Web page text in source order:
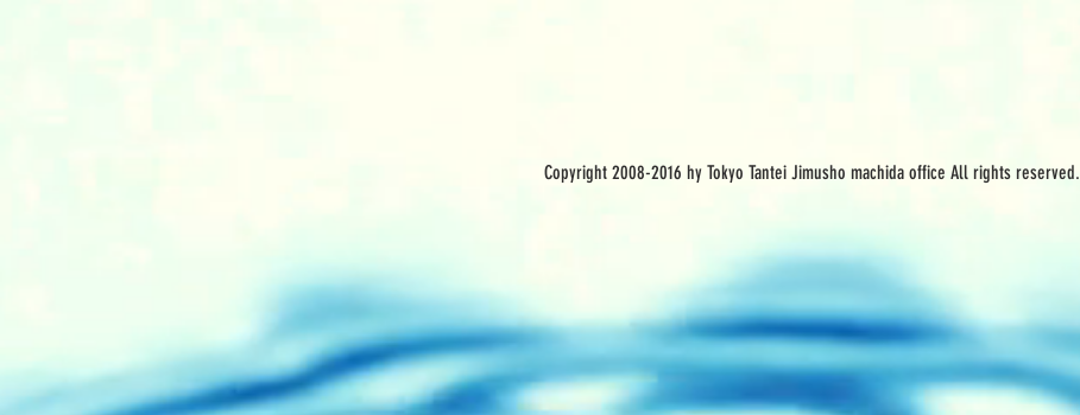
Copyright 2008-2016 hy Tokyo Tantei Jimusho machida office All rights reserved.